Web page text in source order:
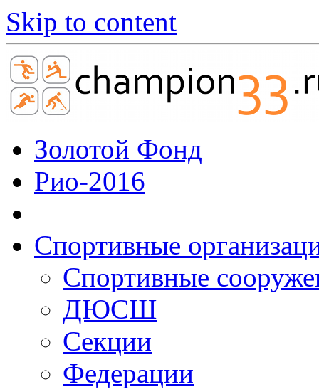
Skip to content
Золотой Фонд
Рио-2016
Спортивные
Cпортивные
ДЮСШ
Секции
Федерации